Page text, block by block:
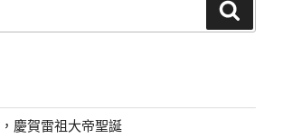
慶賀雷祖大帝聖誕